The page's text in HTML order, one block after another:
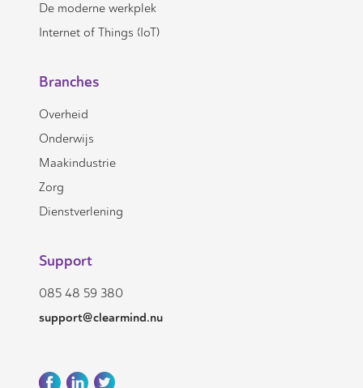
De moderne werkplek
Internet of Things (IoT)
Branches
Overheid
Onderwijs
Maakindustrie
Zorg
Dienstverlening
Support
085 48 59 380
support@clearmind.nu